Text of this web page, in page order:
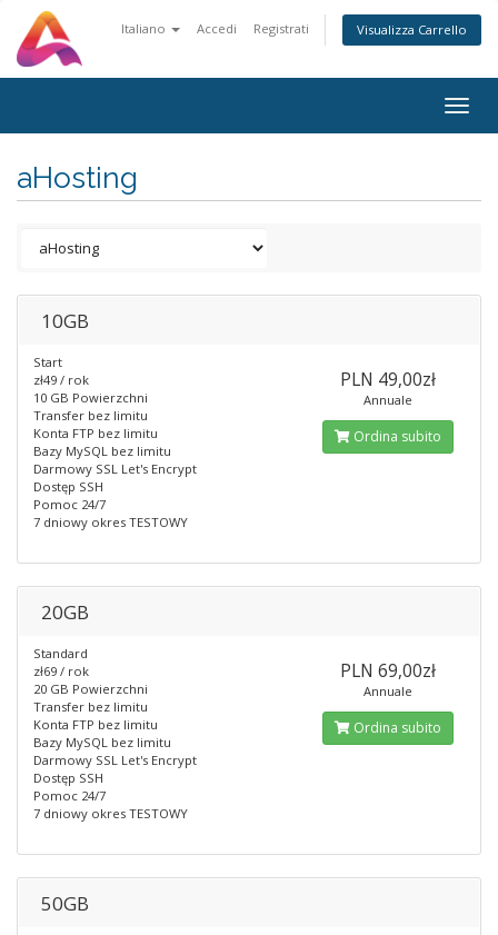
Italiano Accedi Registrati Visualizza Carrello
aHosting
10GB
Start
zł49 / rok
10 GB Powierzchni
Transfer bez limitu
Konta FTP bez limitu
Bazy MySQL bez limitu
Darmowy SSL Let's Encrypt
Dostęp SSH
Pomoc 24/7
7 dniowy okres TESTOWY
PLN 49,00zł
Annuale
Ordina subito
20GB
Standard
zł69 / rok
20 GB Powierzchni
Transfer bez limitu
Konta FTP bez limitu
Bazy MySQL bez limitu
Darmowy SSL Let's Encrypt
Dostęp SSH
Pomoc 24/7
7 dniowy okres TESTOWY
PLN 69,00zł
Annuale
Ordina subito
50GB